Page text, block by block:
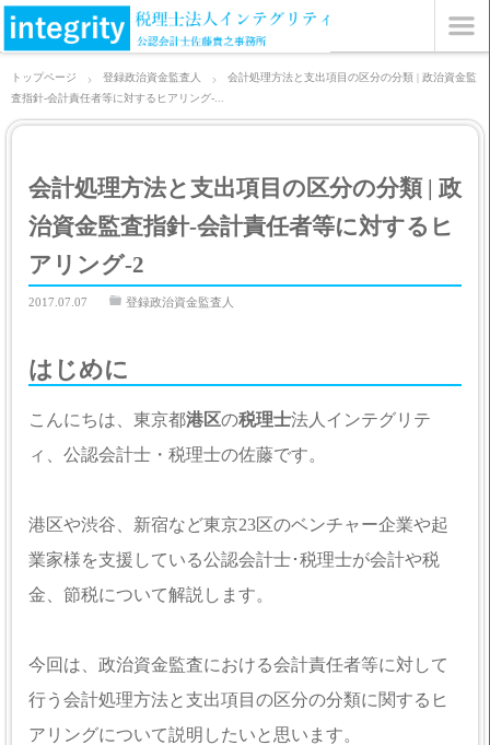
トップページ 登録政治資金監査人
会計処理方法と支出項目の区分の分類 | 政治資金監
査指針-会計責任者等に対するヒアリング-...
会計処理方法と支出項目の区分の分類 | 政
治資金監査指針-会計責任者等に対するヒ
アリング-2
2017.07.07 登録政治資金監査人
はじめに
こんにちは、東京都港区の税理士法人インテグリテ
ィ、公認会計士・税理士の佐藤です。
港区や渋谷、新宿など東京23区のベンチャー企業や起
業家様を支援している公認会計士･税理士が会計や税
金、節税について解説します。
今回は、政治資金監査における会計責任者等に対して
行う会計処理方法と支出項目の区分の分類に関するヒ
アリングについて説明したいと思います。